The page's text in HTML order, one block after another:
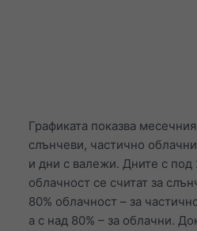
Графиката показва
слънчеви, частично
и дни с валежи. Дните с под
облачност се считат за
80% облачност – за
а с над 80% – за облачни.